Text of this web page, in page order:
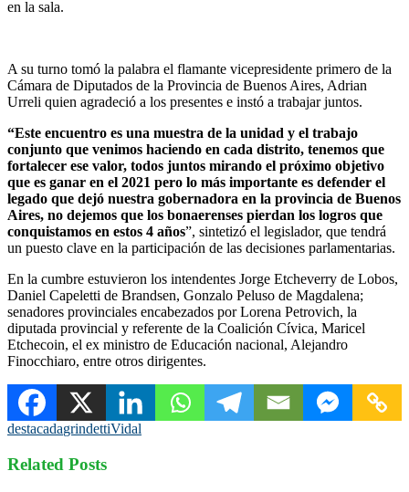
en la sala.
A su turno tomó la palabra el flamante vicepresidente primero de la
Cámara de Diputados de la Provincia de Buenos Aires, Adrian
Urreli quien agradeció a los presentes e instó a trabajar juntos.
“Este encuentro es una muestra de la unidad y el trabajo
conjunto que venimos haciendo en cada distrito, tenemos que
fortalecer ese valor, todos juntos mirando el próximo objetivo
que es ganar en el 2021 pero lo más importante es defender el
legado que dejó nuestra gobernadora en la provincia de Buenos
Aires, no dejemos que los bonaerenses pierdan los logros que
conquistamos en estos 4 años”, sintetizó el legislador, que tendrá
un puesto clave en la participación de las decisiones parlamentarias.
En la cumbre estuvieron los intendentes Jorge Etcheverry de Lobos,
Daniel Capeletti de Brandsen, Gonzalo Peluso de Magdalena;
senadores provinciales encabezados por Lorena Petrovich, la
diputada provincial y referente de la Coalición Cívica, Maricel
Etchecoin, el ex ministro de Educación nacional, Alejandro
Finocchiaro, entre otros dirigentes.
destacadagrindettiVidal
Related Posts